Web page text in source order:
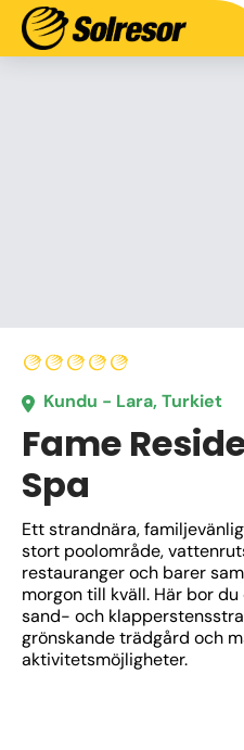
Kundu - Lara, Turkiet
Fame
Spa
Ett strandnära,
stort poolområde,
restauranger och barer
morgon till kväll. Här bor
sand- och
grönskande trädgård och
aktivitetsmöjligheter.